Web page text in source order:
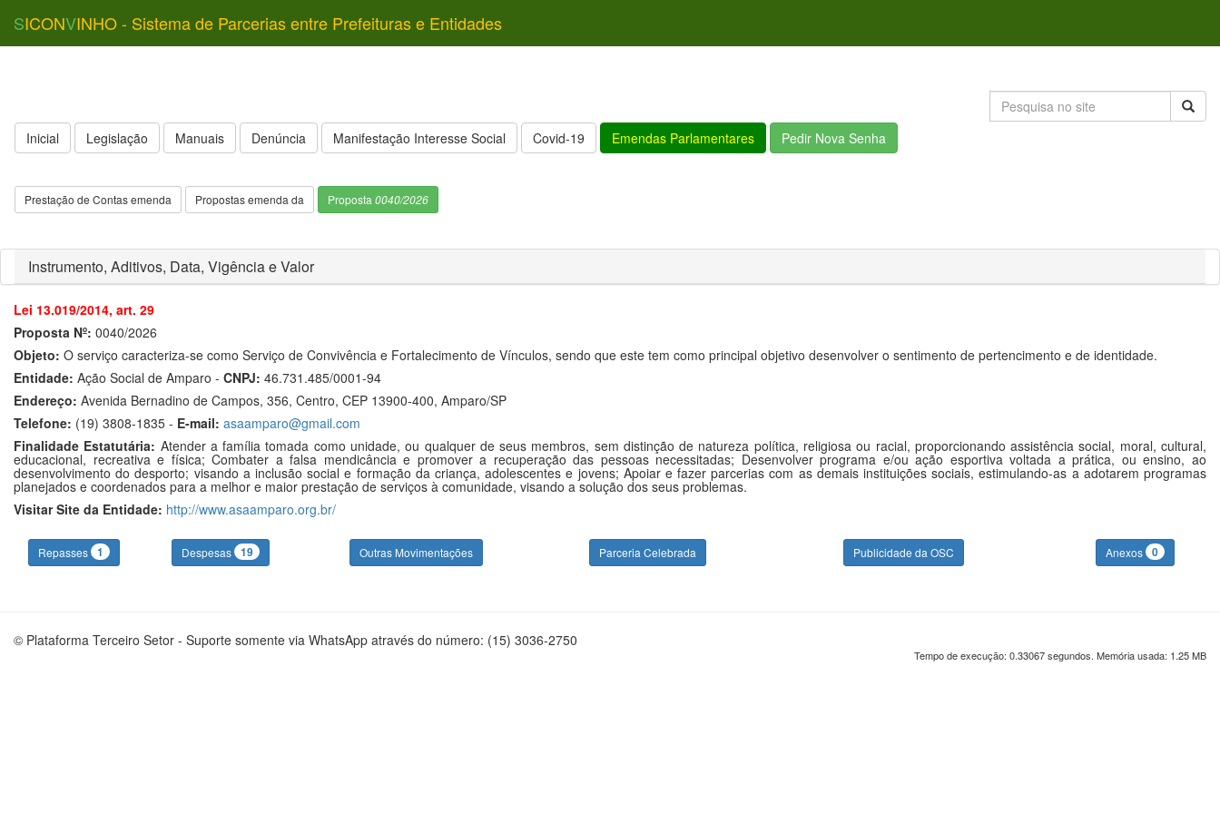
SICONVINHO - Sistema de Parcerias entre Prefeituras e Entidades
Inicial Legislação Manuais Denúncia Manifestação Interesse Social Covid-19 Emendas Parlamentares Pedir Nova Senha
Prestação de Contas emenda Propostas emenda da Proposta 0040/2026
Instrumento, Aditivos, Data, Vigência e Valor
Lei 13.019/2014, art. 29
Proposta Nº: 0040/2026
Objeto: O serviço caracteriza-se como Serviço de Convivência e Fortalecimento de Vínculos, sendo que este tem como principal objetivo desenvolver o sentimento de pertencimento e de identidade.
Entidade: Ação Social de Amparo - CNPJ: 46.731.485/0001-94
Endereço: Avenida Bernadino de Campos, 356, Centro, CEP 13900-400, Amparo/SP
Telefone: (19) 3808-1835 - E-mail: asaamparo@gmail.com
Finalidade Estatutária: Atender a família tomada como unidade, ou qualquer de seus membros, sem distinção de natureza política, religiosa ou racial, proporcionando assistência social, moral, cultural,
educacional, recreativa e física; Combater a falsa mendicância e promover a recuperação das pessoas necessitadas; Desenvolver programa e/ou ação esportiva voltada a prática, ou ensino, ao
desenvolvimento do desporto; visando a inclusão social e formação da criança, adolescentes e jovens; Apoiar e fazer parcerias com as demais instituições sociais, estimulando-as a adotarem programas
planejados e coordenados para a melhor e maior prestação de serviços à comunidade, visando a solução dos seus problemas.
Visitar Site da Entidade: http://www.asaamparo.org.br/
Repasses 1 Despesas 19 Outras Movimentações Parceria Celebrada Publicidade da OSC Anexos 0
© Plataforma Terceiro Setor - Suporte somente via WhatsApp através do número: (15) 3036-2750
Tempo de execução: 0.33067 segundos. Memória usada: 1.25 MB